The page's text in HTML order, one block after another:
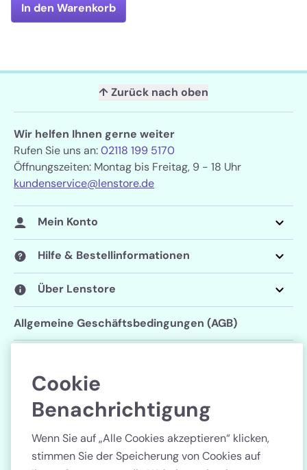
In den Warenkorb
↑ Zurück nach oben
Wir helfen Ihnen gerne weiter
Rufen Sie uns an:02118 199 5170
Öffnungszeiten: Montag bis Freitag, 9 - 18 Uhr
kundenservice@lenstore.de
Mein Konto
Hilfe & Bestellinformationen
Über Lenstore
Allgemeine Geschäftsbedingungen (AGB)
Cookie-Einstellungen
Cookie
Benachrichtigung
Wenn Sie auf „Alle Cookies akzeptieren“ klicken,
stimmen Sie der Speicherung von Cookies auf